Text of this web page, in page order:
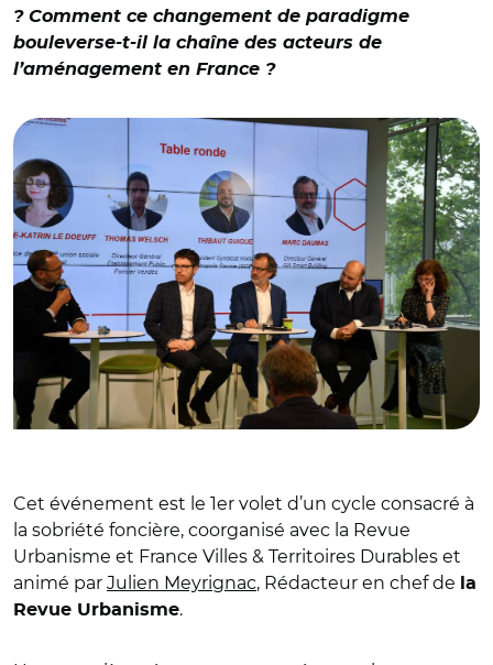
? Comment ce changement de paradigme
bouleverse-t-il la chaîne des acteurs de
l’aménagement en France ?
Cet événement est le 1er volet d’un cycle consacré à
la sobriété foncière, coorganisé avec la Revue
Urbanisme et France Villes & Territoires Durables et
animé par Julien Meyrignac, Rédacteur en chef de
la
Revue Urbanisme.